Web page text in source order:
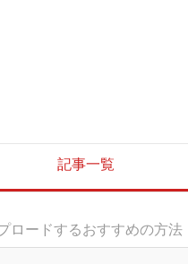
記事一覧
ロードするおすすめの方法